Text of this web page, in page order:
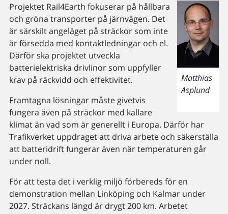
Matthias
Asplund
Projektet Rail4Earth fokuserar på hållbara
och gröna transporter på järnvägen. Det
är särskilt angeläget på sträckor som inte
är försedda med kontaktledningar och el.
Därför ska projektet utveckla
batterielektriska drivlinor som uppfyller
krav på räckvidd och effektivitet.
Framtagna lösningar måste givetvis
fungera även på sträckor med kallare
klimat än vad som är generellt i Europa. Därför har
Trafikverket uppdraget att driva arbete och säkerställa
att batteridrift fungerar även när temperaturen går
under noll.
För att testa det i verklig miljö förbereds för en
demonstration mellan Linköping och Kalmar under
2027. Sträckans längd är drygt 200 km. Arbetet